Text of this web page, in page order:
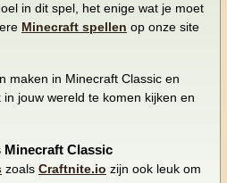
in dit spel, het enige wat je moet
Minecraft spellen op onze site
maken in Minecraft Classic en
jouw wereld te komen kijken en
Classic
zoals Craftnite.io zijn ook leuk om